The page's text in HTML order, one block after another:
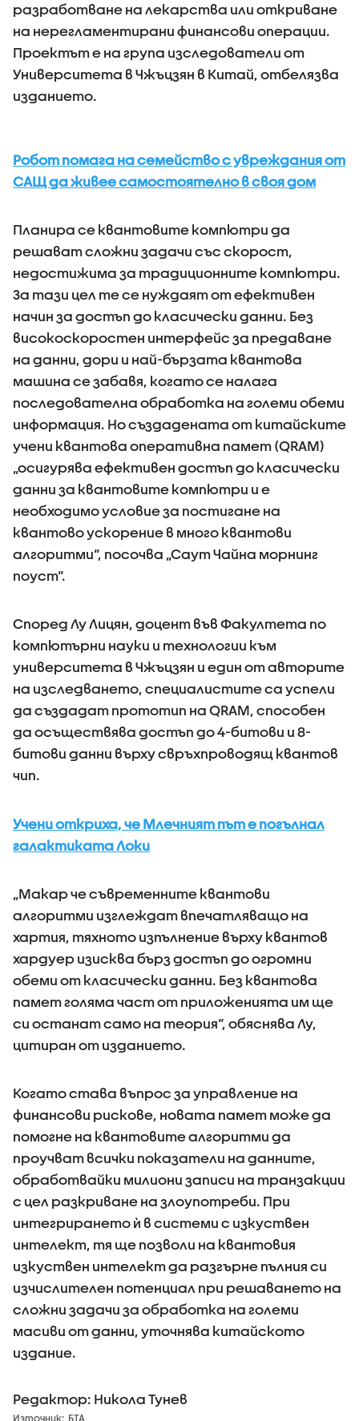
разработване на лекарства или откриване
на нерегламентирани финансови операции.
Проектът е на група изследователи от
Университета в Чжъцзян в Китай, отбелязва
изданието.
Робот помага на семейство с увреждания от
САЩ да живее самостоятелно в своя дом
Планира се квантовите компютри да
решават сложни задачи със скорост,
недостижима за традиционните компютри.
За тази цел те се нуждаят от ефективен
начин за достъп до класически данни. Без
високоскоростен интерфейс за предаване
на данни, дори и най-бързата квантова
машина се забавя, когато се налага
последователна обработка на големи обеми
информация. Но създадената от китайските
учени квантова оперативна памет (QRAM)
„осигурява ефективен достъп до класически
данни за квантовите компютри и е
необходимо условие за постигане на
квантово ускорение в много квантови
алгоритми“, посочва „Саут Чайна морнинг
поуст“.
Според Лу Лицян, доцент във Факултета по
компютърни науки и технологии към
университета в Чжъцзян и един от авторите
на изследването, специалистите са успели
да създадат прототип на QRAM, способен
да осъществява достъп до 4-битови и 8-
битови данни върху свръхпроводящ квантов
чип.
Учени откриха, че Млечният път е погълнал
галактиката Локи
„Макар че съвременните квантови
алгоритми изглеждат впечатляващо на
хартия, тяхното изпълнение върху квантов
хардуер изисква бърз достъп до огромни
обеми от класически данни. Без квантова
памет голяма част от приложенията им ще
си останат само на теория“, обяснява Лу,
цитиран от изданието.
Когато става въпрос за управление на
финансови рискове, новата памет може да
помогне на квантовите алгоритми да
проучват всички показатели на данните,
обработвайки милиони записи на транзакции
с цел разкриване на злоупотреби. При
интегрирането ѝ в системи с изкуствен
интелект, тя ще позволи на квантовия
изкуствен интелект да разгърне пълния си
изчислителен потенциал при решаването на
сложни задачи за обработка на големи
масиви от данни, уточнява китайското
издание.
Редактор: Никола Тунев
Източник: БТА